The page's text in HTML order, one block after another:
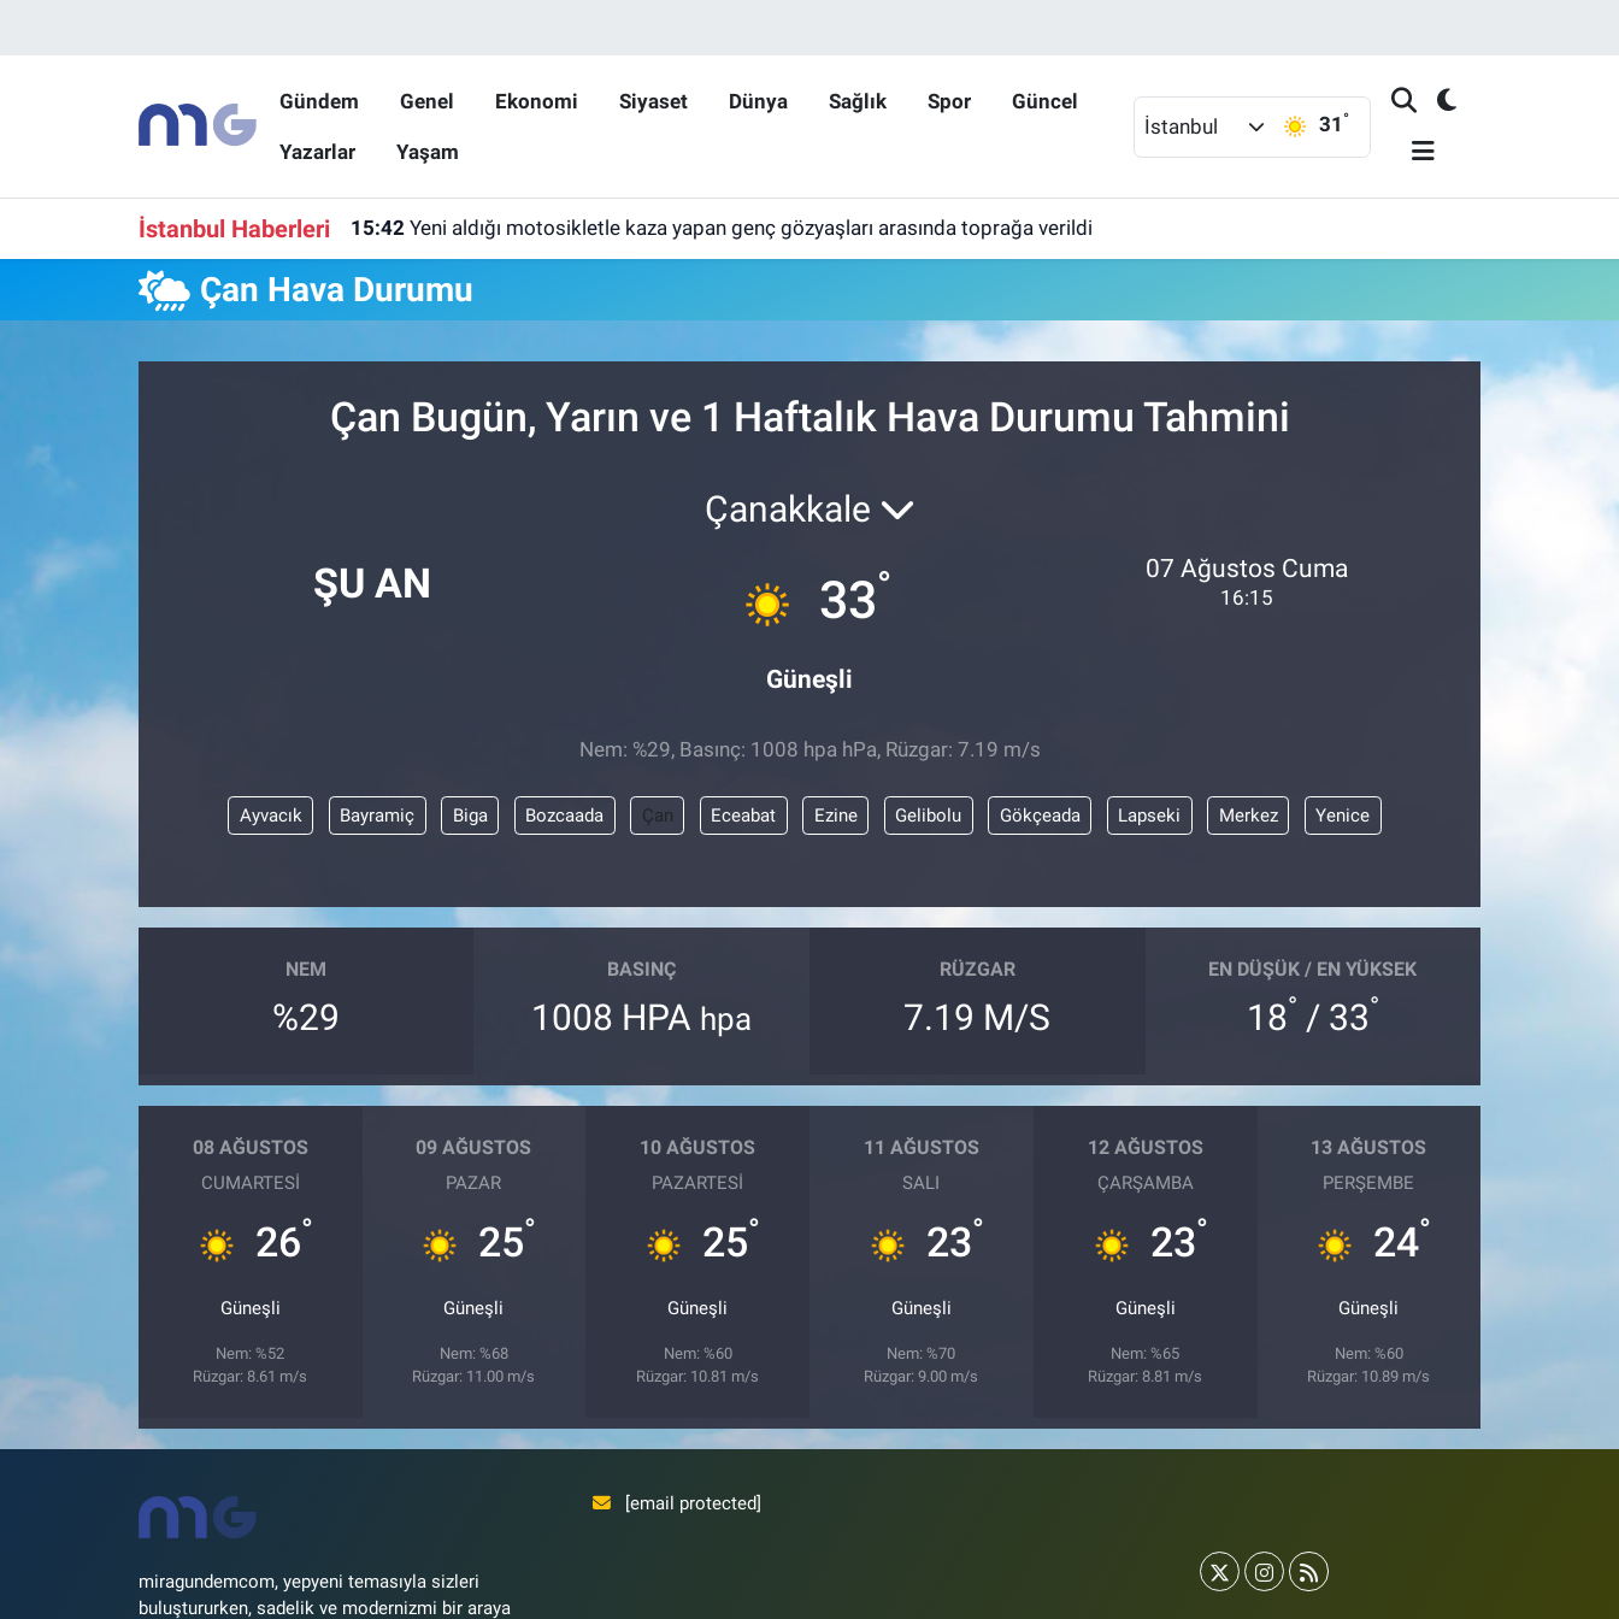
Gündem Genel Ekonomi Siyaset Dünya Sağlık Spor Güncel
Yazarlar Yaşam
İstanbul 31 °
İstanbul Haberleri 15:42 Yeni aldığı motosikletle kaza yapan genç gözyaşları arasında toprağa verildi
Çan Hava Durumu
Çan Bugün, Yarın ve 1 Haftalık Hava Durumu Tahmini
ŞU AN
Çanakkale
33°
Güneşli
07 Ağustos Cuma
16:15
Nem: %29, Basınç: 1008 hpa hPa, Rüzgar: 7.19 m/s
Ayvacık Bayramiç Biga Bozcaada Çan Eceabat Ezine Gelibolu Gökçeada Lapseki Merkez Yenice
NEM
%29
BASINÇ
1008 HPA hpa
RÜZGAR
7.19 M/S
EN DÜŞÜK / EN YÜKSEK
18° / 33°
08 AĞUSTOS
CUMARTESI
26°
Güneşli
Nem: %52
Rüzgar: 8.61 m/s
09 AĞUSTOS
PAZAR
25°
Güneşli
Nem: %68
Rüzgar: 11.00 m/s
10 AĞUSTOS
PAZARTESI
25°
Güneşli
Nem: %60
Rüzgar: 10.81 m/s
11 AĞUSTOS
SALI
23°
Güneşli
Nem: %70
Rüzgar: 9.00 m/s
12 AĞUSTOS
ÇARŞAMBA
23°
Güneşli
Nem: %65
Rüzgar: 8.81 m/s
13 AĞUSTOS
PERŞEMBE
24°
Güneşli
Nem: %60
Rüzgar: 10.89 m/s
miragundemcom, yepyeni temasıyla sizleri
buluştururken, sadelik ve modernizmi bir araya
[email protected]
Hava Durumu
İstanbul Namaz Vakitleri
Trafik Durumu